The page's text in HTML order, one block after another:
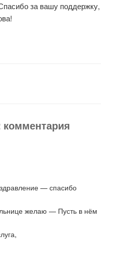
за вашу поддержку,
— спасибо
желаю — Пусть в нём